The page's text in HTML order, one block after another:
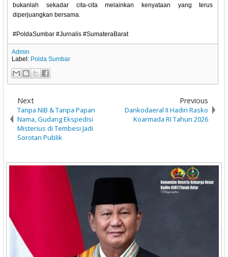
bukanlah sekadar cita-cita melainkan kenyataan yang terus
diperjuangkan bersama.
#PoldaSumbar #Jurnalis #SumateraBarat
Admin
Label: Polda Sumbar
Next
Tanpa NIB & Tanpa Papan
Nama, Gudang Ekspedisi
Misterius di Tembesi Jadi
Sorotan Publik
Previous
Dankodaeral II Hadiri Rasko
Koarmada RI Tahun 2026